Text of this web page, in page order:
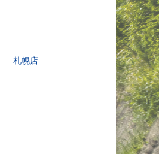
札幌店